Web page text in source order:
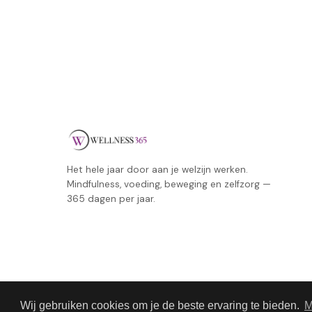
Wij gebruiken cookies om je de beste ervaring te bieden.
Het hele jaar door aan je welzijn werken.
Mindfulness, voeding, beweging en zelfzorg —
365 dagen per jaar.